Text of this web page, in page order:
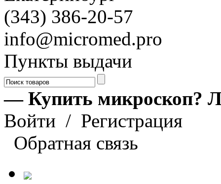
(343) 386-20-57
info@micromed.pro
Пункты выдачи
— Купить микроскоп?
Войти / Регистрация
Обратная связь